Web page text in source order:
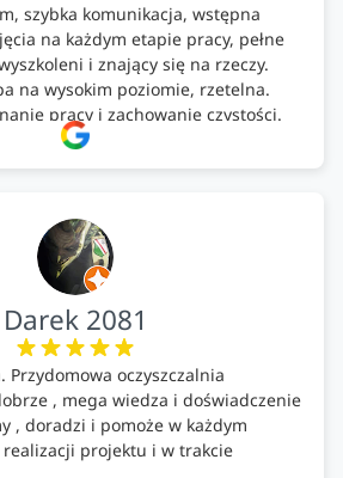
szybka komunikacja, wstępna
na każdym etapie pracy, pełne
i znający się na rzeczy.
na wysokim poziomie, rzetelna.
pracy i zachowanie czystości.
Darek 2081
Przydomowa oczyszczalnia
, mega wiedza i doświadczenie
, doradzi i pomoże w każdym
projektu i w trakcie